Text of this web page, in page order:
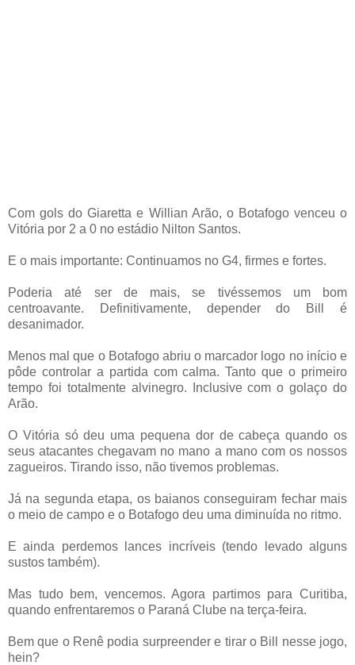
Com gols do Giaretta e Willian Arão, o Botafogo venceu o
Vitória por 2 a 0 no estádio Nilton Santos.
E o mais importante: Continuamos no G4, firmes e fortes.
Poderia até ser de mais, se tivéssemos um bom
centroavante. Definitivamente, depender do Bill é
desanimador.
Menos mal que o Botafogo abriu o marcador logo no início e
pôde controlar a partida com calma. Tanto que o primeiro
tempo foi totalmente alvinegro. Inclusive com o golaço do
Arão.
O Vitória só deu uma pequena dor de cabeça quando os
seus atacantes chegavam no mano a mano com os nossos
zagueiros. Tirando isso, não tivemos problemas.
Já na segunda etapa, os baianos conseguiram fechar mais
o meio de campo e o Botafogo deu uma diminuída no ritmo.
E ainda perdemos lances incríveis (tendo levado alguns
sustos também).
Mas tudo bem, vencemos. Agora partimos para Curitiba,
quando enfrentaremos o Paraná Clube na terça-feira.
Bem que o Renê podia surpreender e tirar o Bill nesse jogo,
hein?